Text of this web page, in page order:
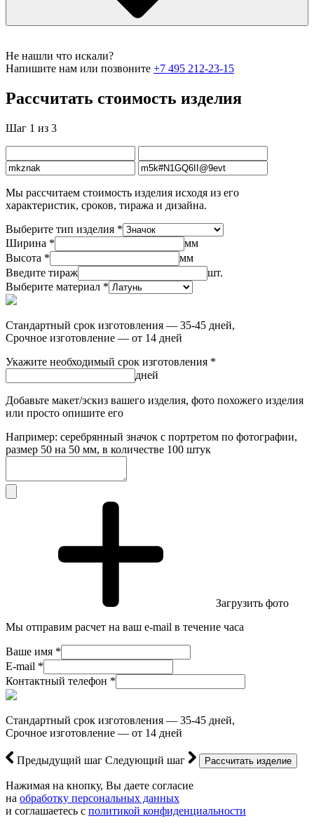
Не нашли что искали?
Напишите нам или позвоните +7 495 212-23-15
Рассчитать стоимость изделия
Шаг 1 из 3
Мы рассчитаем стоимость изделия исходя из его
характеристик, сроков, тиража и дизайна.
Выберите тип изделия *
Ширина *
мм
Высота *
мм
Введите тираж
шт.
Выберите материал *
Стандартный срок изготовления — 35-45 дней,
Срочное изготовление — от 14 дней
Укажите необходимый срок изготовления *
дней
Добавьте макет/эскиз вашего изделия, фото похожего изделия
или просто опишите его
Например: серебрянный значок с портретом по фотографии,
размер 50 на 50 мм, в количестве 100 штук
Загрузить фото
Мы отправим расчет на ваш e-mail в течение часа
Ваше имя *
E-mail *
Контактный телефон *
Стандартный срок изготовления — 35-45 дней,
Срочное изготовление — от 14 дней
Предыдущий шаг Следующий шаг
Нажимая на кнопку, Вы даете согласие
на обработку персональных данных
и соглашаетесь с политикой конфиденциальности